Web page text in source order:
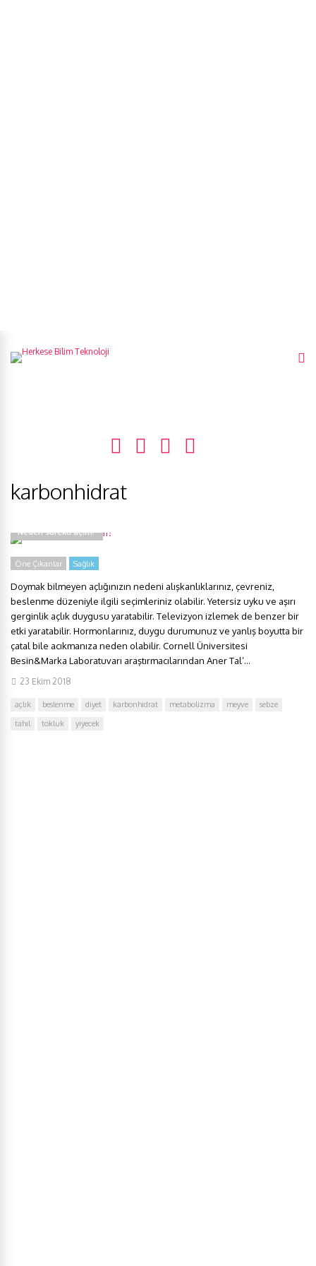
karbonhidrat
Neden sürekli açım?
Öne Çıkanlar Sağlık
Doymak bilmeyen açlığınızın nedeni alışkanlıklarınız, çevreniz,
beslenme düzeniyle ilgili seçimleriniz olabilir. Yetersiz uyku ve aşırı
gerginlik açlık duygusu yaratabilir. Televizyon izlemek de benzer bir
etki yaratabilir. Hormonlarınız, duygu durumunuz ve yanlış boyutta bir
çatal bile acıkmanıza neden olabilir. Cornell Üniversitesi
Besin&Marka Laboratuvarı araştırmacılarından Aner Tal’...
23 Ekim 2018
açlık beslenme diyet karbonhidrat metabolizma meyve
sebze
tahıl
tokluk yiyecek